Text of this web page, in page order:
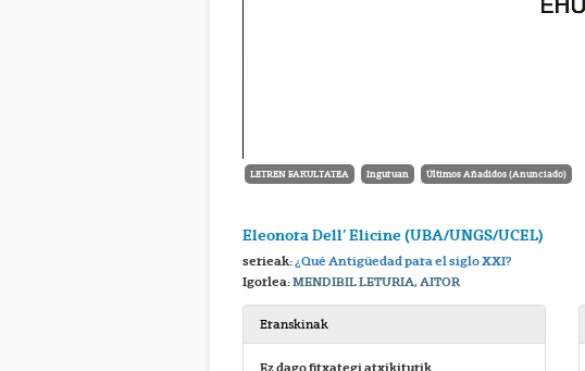
LETREN FAKULTATEA Inguruan Últimos Añadidos (Anunciado)
Eleonora Dell’ Elicine (UBA/UNGS/UCEL)
serieak:¿Qué Antigüedad para el siglo XXI?
Igorlea:MENDIBIL LETURIA, AITOR
Eranskinak